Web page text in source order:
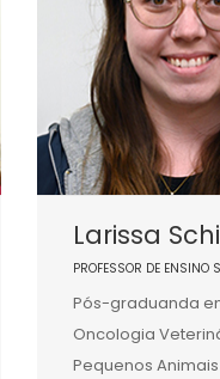
Larissa
PROFESSOR DE ENSINO
Pós-graduanda
Oncologia
Pequenos Animais